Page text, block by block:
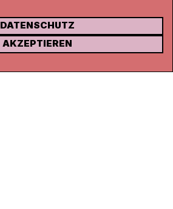
DATENSCHUTZ
AKZEPTIEREN